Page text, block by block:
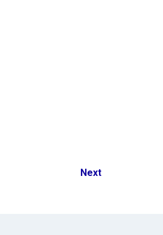
Next